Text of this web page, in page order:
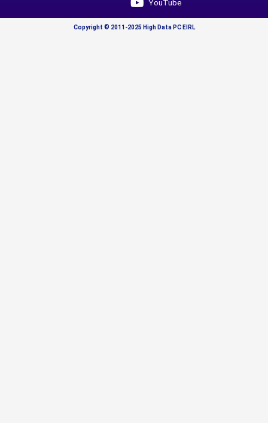
YouTube
Copyright © 2011-2025 High Data PC EIRL